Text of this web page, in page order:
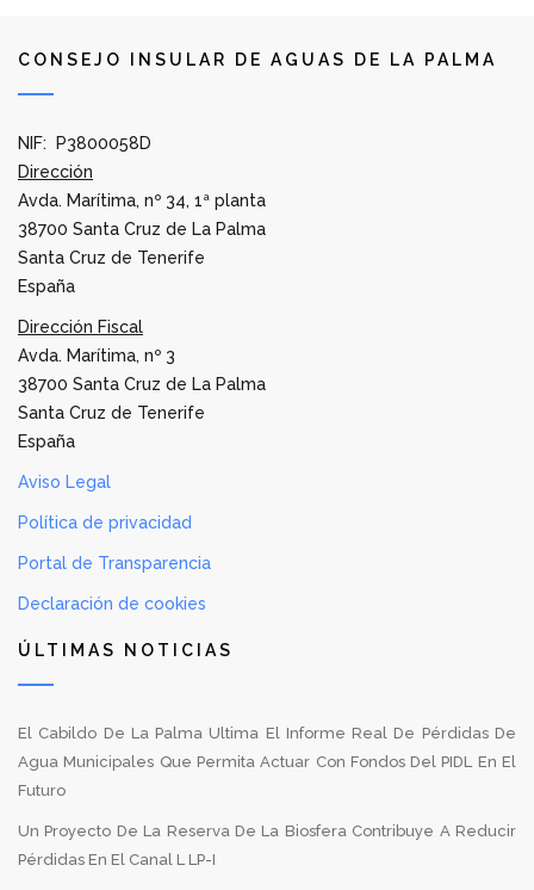
CONSEJO INSULAR DE AGUAS DE LA PALMA
NIF: P3800058D
Dirección
Avda. Marítima, nº 34, 1ª planta
38700 Santa Cruz de La Palma
Santa Cruz de Tenerife
España
Dirección Fiscal
Avda. Marítima, nº 3
38700 Santa Cruz de La Palma
Santa Cruz de Tenerife
España
Aviso Legal
Política de privacidad
Portal de Transparencia
Declaración de cookies
ÚLTIMAS NOTICIAS
El Cabildo De La Palma Ultima El Informe Real De Pérdidas De
Agua Municipales Que Permita Actuar Con Fondos Del PIDL En El
Futuro
Un Proyecto De La Reserva De La Biosfera Contribuye A Reducir
Pérdidas En El Canal L LP-I